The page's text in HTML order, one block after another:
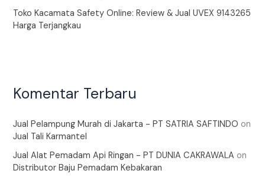
Toko Kacamata Safety Online: Review & Jual UVEX 9143265
Harga Terjangkau
Komentar Terbaru
Jual Pelampung Murah di Jakarta - PT SATRIA SAFTINDO on
Jual Tali Karmantel
Jual Alat Pemadam Api Ringan - PT DUNIA CAKRAWALA on
Distributor Baju Pemadam Kebakaran